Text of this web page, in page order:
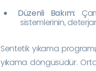
Düzenli Bakım:
sistemlerinin,
Sentetik yıkama
yıkama döngüsüdür.